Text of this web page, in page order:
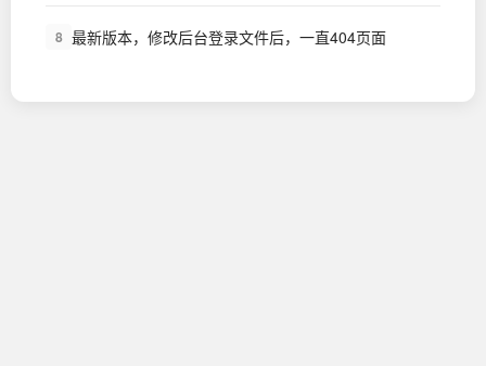
8 最新版本，修改后台登录文件后，一直404页面